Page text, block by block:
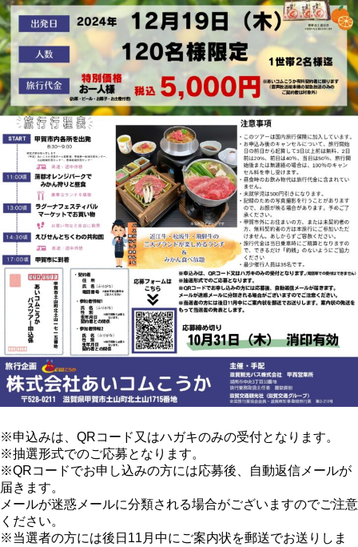
※申込みは、QRコード又はハガキのみの受付となります。
※抽選形式でのご応募となります。
※QRコードでお申し込みの方には応募後、自動返信メールが
届きます。
メールが迷惑メールに分類される場合がございますのでご注意
ください。
※当選者の方には後日11月中にご案内状を郵送でお送りしま